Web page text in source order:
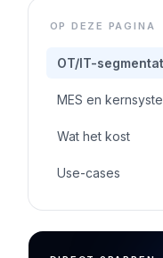
OP DEZE PAGINA
OT/IT-
MES en
Wat het kost
Use-cases